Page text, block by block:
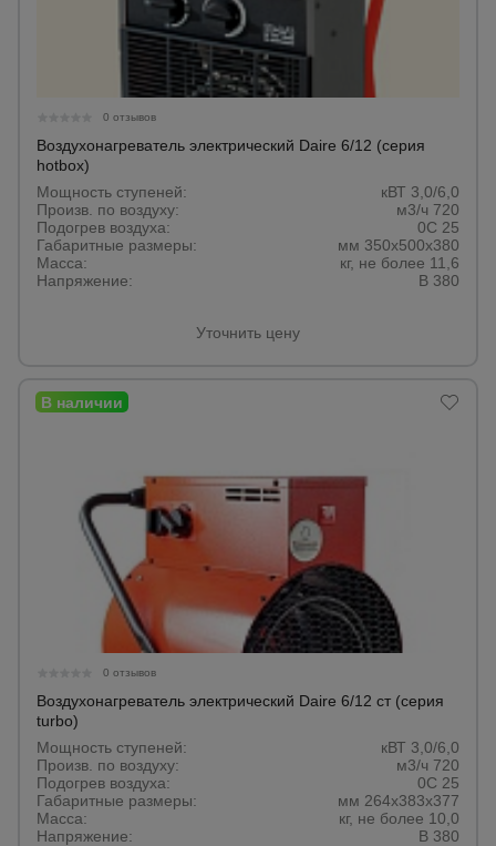
0 отзывов
Воздухонагреватель электрический Daire 6/12 (серия
hotbox)
Мощность ступеней:
кВТ 3,0/6,0
Произв. по воздуху:
м3/ч 720
Подогрев воздуха:
0С 25
Габаритные размеры:
мм 350х500х380
Масса:
кг, не более 11,6
Напряжение:
В 380
Уточнить цену
0 отзывов
Воздухонагреватель электрический Daire 6/12 ст (серия
turbo)
Мощность ступеней:
кВТ 3,0/6,0
Произв. по воздуху:
м3/ч 720
Подогрев воздуха:
0С 25
Габаритные размеры:
мм 264х383х377
Масса:
кг, не более 10,0
Напряжение:
В 380
Оборудование
для работы с
арматурой
для бетонных
работ
и
стремянки
Штукатурные
комплекты